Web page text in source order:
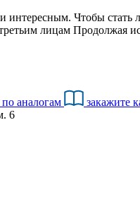
Чтобы стать
лицам Продолжая
аналогам закажите
6